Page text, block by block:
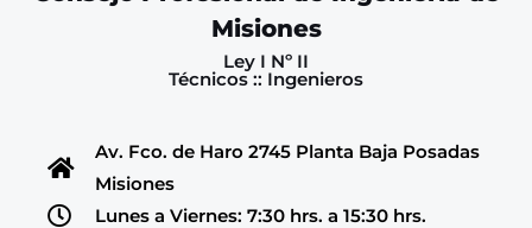
Misiones
Ley I Nº II
Técnicos :: Ingenieros
Av. Fco. de Haro 2745 Planta Baja Posadas
Misiones
Lunes a Viernes: 7:30 hrs. a 15:30 hrs.